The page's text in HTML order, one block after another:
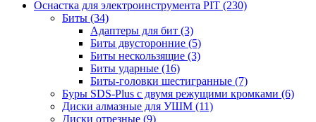
Оснастка для электроинструмента PIT (230)
Биты (34)
Адаптеры для бит (3)
Биты двусторонние (5)
Биты нескользящие (3)
Биты ударные (16)
Биты-головки шестигранные (7)
Буры SDS-Plus c двумя режущими кромками (6)
Диски алмазные для УШМ (11)
Диски отрезные (9)